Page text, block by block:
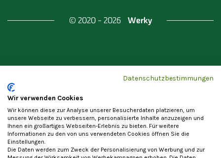
© 2020 - 2026 Werky
Datenschutzerklärung
Cookie-Einstellungen
Datenschutzbestimmungen
Wir verwenden Cookies
Wir können diese zur Analyse unserer Besucherdaten platzieren, um
unsere Webseite zu verbessern, personalisierte Inhalte anzuzeigen und
Ihnen ein großartiges Webseiten-Erlebnis zu bieten. Für weitere
Informationen zu den von uns verwendeten Cookies öffnen Sie die
Einstellungen.
Die Daten werden zum Zweck der Personalisierung von Werbung und zur